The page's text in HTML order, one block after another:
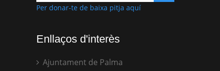
Per donar-te de baixa pitja aquí
Enllaços d'interès
Ajuntament de Palma